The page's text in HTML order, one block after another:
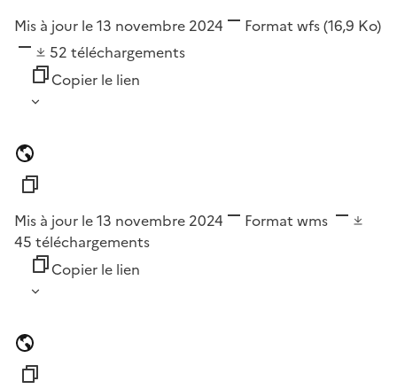
Mis à jour le 13 novembre 2024 Format wfs(16,9 Ko)
52 téléchargements
Copier le lien
Mis à jour le 13 novembre 2024 Format wms
45 téléchargements
Copier le lien